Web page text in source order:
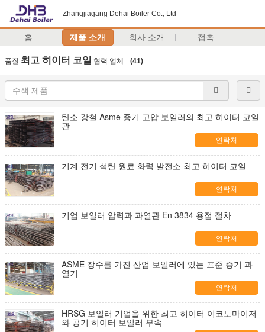
Zhangjiagang Dehai Boiler Co., Ltd
홈 제품 소개 회사 소개 접촉
품질 최고 히이터 코일 협력 업체. (41)
탄소 강철 Asme 증기 고압 보일러의 최고 히이터 코일
관
연락처
기계 전기 석탄 원료 화력 발전소 최고 히이터 코일
연락처
기업 보일러 압력과 과열관 En 3834 용접 절차
연락처
ASME 장수를 가진 산업 보일러에 있는 표준 증기 과
열기
연락처
HRSG 보일러 기업을 위한 최고 히이터 이코노마이저
와 공기 히이터 보일러 부속